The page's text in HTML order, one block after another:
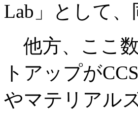
Lab」として
他方、ここ
トアップが
やマテリアル